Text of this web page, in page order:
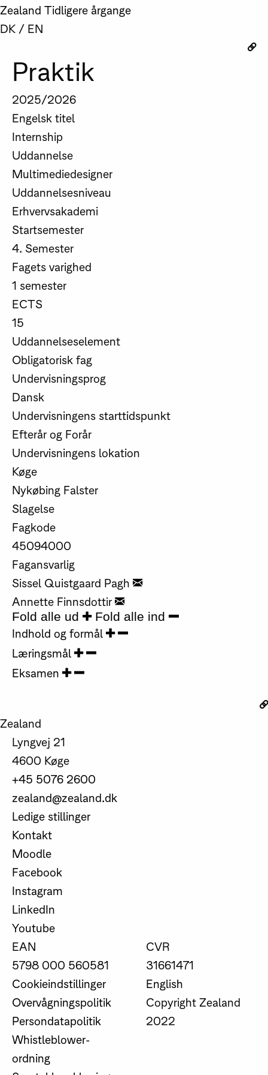
Zealand Tidligere årgange
DK / EN
Praktik
2025/2026
Engelsk titel
Internship
Uddannelse
Multimediedesigner
Uddannelsesniveau
Erhvervsakademi
Startsemester
4. Semester
Fagets varighed
1 semester
ECTS
15
Uddannelseselement
Obligatorisk fag
Undervisningsprog
Dansk
Undervisningens starttidspunkt
Efterår og Forår
Undervisningens lokation
Køge
Nykøbing Falster
Slagelse
Fagkode
45094000
Fagansvarlig
Sissel Quistgaard Pagh
Annette Finnsdottir
Fold alle ud Fold alle ind
Indhold og formål
Læringsmål
Eksamen
Zealand
Lyngvej 21
4600 Køge
+45 5076 2600
zealand@zealand.dk
Ledige stillinger
Kontakt
Moodle
Facebook
Instagram
LinkedIn
Youtube
EAN
5798 000 560581
CVR
31661471
Cookieindstillinger
Overvågningspolitik
Persondatapolitik
Whistleblower-
ordning
English
Copyright Zealand
2022